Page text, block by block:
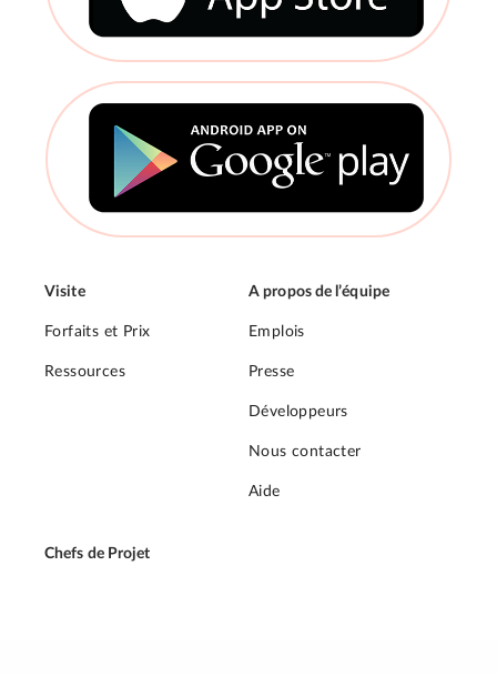
Visite
Forfaits et Prix
Ressources
A propos de l’équipe
Emplois
Presse
Développeurs
Nous contacter
Aide
Chefs de Projet